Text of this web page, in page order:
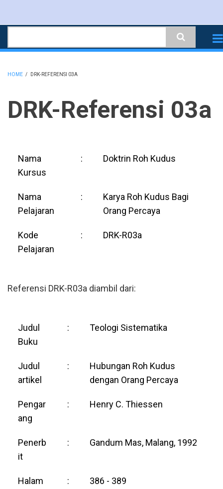
content
HOME / DRK-REFERENSI 03A
DRK-Referensi 03a
Nama
Kursus
: Doktrin Roh Kudus
Nama
Pelajaran
:
Karya Roh Kudus Bagi
Orang Percaya
Kode
Pelajaran
: DRK-R03a
Referensi DRK-R03a diambil dari:
Judul
Buku
: Teologi Sistematika
Judul
artikel
:
Hubungan Roh Kudus
dengan Orang Percaya
Pengar
ang
: Henry C. Thiessen
Penerb
it
: Gandum Mas, Malang, 1992
Halam
: 386 - 389